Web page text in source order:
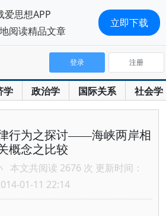
学 政治学 国际关系 社会学
登录 注册
行为之探讨——海峡两岸相
概念之比较
本文共阅读 2676 次 更新时间：
01-11 22:14
爱思想APP
阅读精品文章
立即下载